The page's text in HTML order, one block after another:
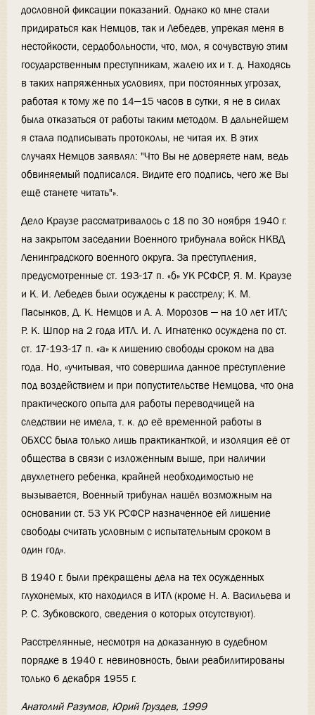
дословной фиксации показаний. Однако ко мне стали
придираться как Немцов, так и Лебедев, упрекая меня в
нестойкости, сердобольности, что, мол, я сочувствую этим
государственным преступникам, жалею их и т. д. Находясь
в таких напряженных условиях, при постоянных угрозах,
работая к тому же по 14—15 часов в сутки, я не в силах
была отказаться от работы таким методом. В дальнейшем
я стала подписывать протоколы, не читая их. В этих
случаях Немцов заявлял: "Что Вы не доверяете нам, ведь
обвиняемый подписался. Видите его подпись, чего же Вы
ещё станете читать"».
Дело Краузе рассматривалось с 18 по 30 ноября 1940 г.
на закрытом заседании Военного трибунала войск НКВД
Ленинградского военного округа. За преступления,
предусмотренные ст. 193-17 п. «б» УК РСФСР, Я. М. Краузе
и К. И. Лебедев были осуждены к расстрелу; К. М.
Пасынков, Д. К. Немцов и А. А. Морозов — на 10 лет ИТЛ;
Р. К. Шпор на 2 года ИТЛ. И. Л. Игнатенко осуждена по ст.
ст. 17-193-17 п. «а» к лишению свободы сроком на два
года. Но, «учитывая, что совершила данное преступление
под воздействием и при попустительстве Немцова, что она
практического опыта для работы переводчицей на
следствии не имела, т. к. до её временной работы в
ОБХСС была только лишь практиканткой, и изоляция её от
общества в связи с изложенным выше, при наличии
двухлетнего ребенка, крайней необходимостью не
вызывается, Военный трибунал нашёл возможным на
основании ст. 53 УК РСФСР назначенное ей лишение
свободы считать условным с испытательным сроком в
один год».
В 1940 г. были прекращены дела на тех осужденных
глухонемых, кто находился в ИТЛ (кроме Н. А. Васильева и
Р. С. Зубковского, сведения о которых отсутствуют).
Расстрелянные, несмотря на доказанную в судебном
порядке в 1940 г. невиновность, были реабилитированы
только 6 декабря 1955 г.
Анатолий Разумов, Юрий Груздев, 1999